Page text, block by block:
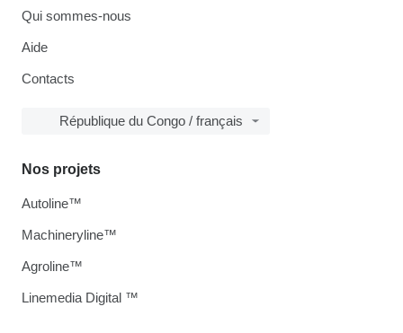
Qui sommes-nous
Aide
Contacts
République du Congo / français
Nos projets
Autoline™
Machineryline™
Agroline™
Linemedia Digital ™